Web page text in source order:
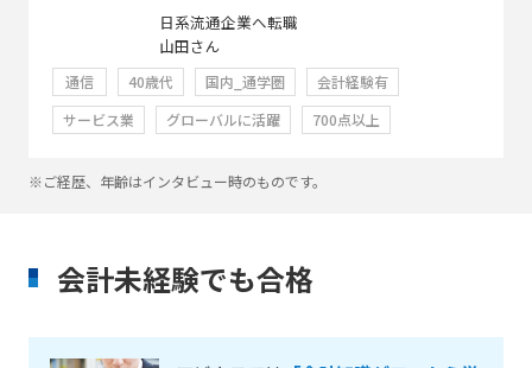
日系流通企業へ転職
山田さん
通信 40歳代 国内_通学圏
会計経験有
サービス業
グローバルに活躍 700点以上
※ご経歴、年齢はインタビュー時のものです。
会計未経験でも合格